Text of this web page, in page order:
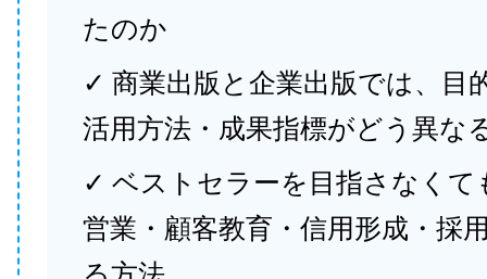
たのか
✓ 商業出版と企業出版では、目
活用方法・成果指標がどう異な
✓ ベストセラーを目指さなくて
営業・顧客教育・信用形成・採